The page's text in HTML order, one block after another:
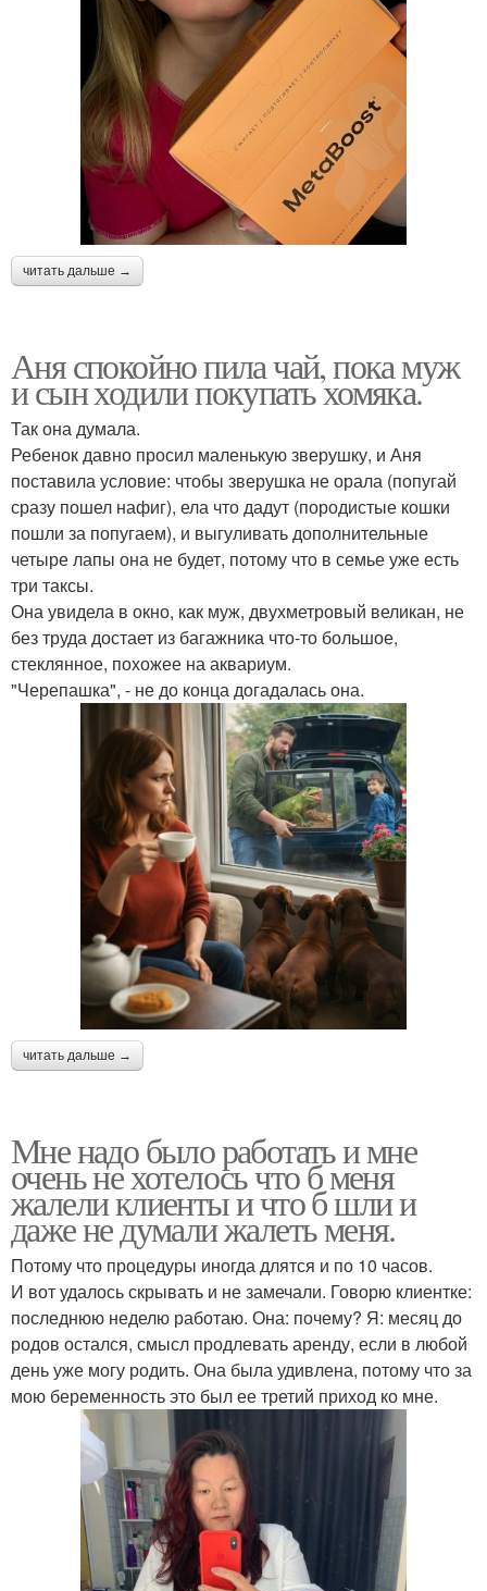
читать дальше →
Аня спокойно пила чай, пока муж
и сын ходили покупать хомяка.
Так она думала.
Ребенок давно просил маленькую зверушку, и Аня
поставила условие: чтобы зверушка не орала (попугай
сразу пошел нафиг), ела что дадут (породистые кошки
пошли за попугаем), и выгуливать дополнительные
четыре лапы она не будет, потому что в семье уже есть
три таксы.
Она увидела в окно, как муж, двухметровый великан, не
без труда достает из багажника что-то большое,
стеклянное, похожее на аквариум.
"Черепашка", - не до конца догадалась она.
читать дальше →
Мне надо было работать и мне
очень не хотелось что б меня
жалели клиенты и что б шли и
даже не думали жалеть меня.
Потому что процедуры иногда длятся и по 10 часов.
И вот удалось скрывать и не замечали. Говорю клиентке:
последнюю неделю работаю. Она: почему? Я: месяц до
родов остался, смысл продлевать аренду, если в любой
день уже могу родить. Она была удивлена, потому что за
мою беременность это был ее третий приход ко мне.